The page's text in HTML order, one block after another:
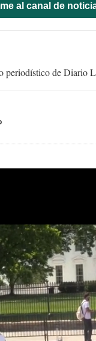
al canal de
periodístico de Diario